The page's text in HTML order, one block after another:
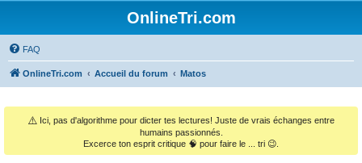
OnlineTri.com
FAQ
OnlineTri.com Accueil du forum Matos
⚠️ Ici, pas d'algorithme pour dicter tes lectures! Juste de vrais échanges entre
humains passionnés.
Excerce ton esprit critique 🧠 pour faire le ... tri 😉.